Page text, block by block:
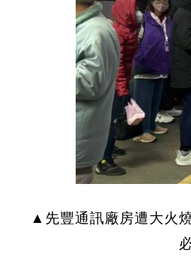
▲先豐通訊廠房遭大火